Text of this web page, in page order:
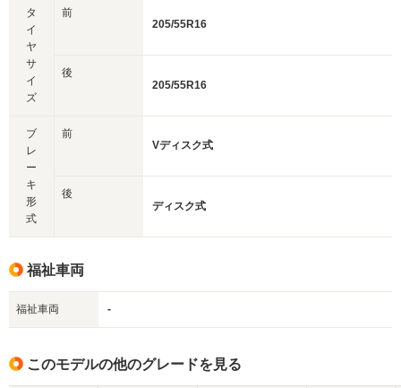
タ
イ
ヤ
サ
イ
ズ
前
205/55R16
後
205/55R16
ブ
レ
ー
キ
形
式
前
Vディスク式
後
ディスク式
福祉車両
福祉車両 -
このモデルの他のグレードを見る